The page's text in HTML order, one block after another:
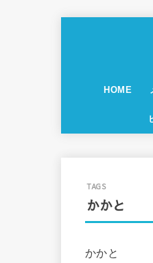
HOME
かかと
かかと